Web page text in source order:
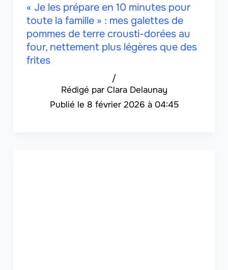
« Je les prépare en 10 minutes pour
toute la famille » : mes galettes de
pommes de terre crousti-dorées au
four, nettement plus légères que des
frites
Clara Delaunay
/
8 février 2026 à 04:45